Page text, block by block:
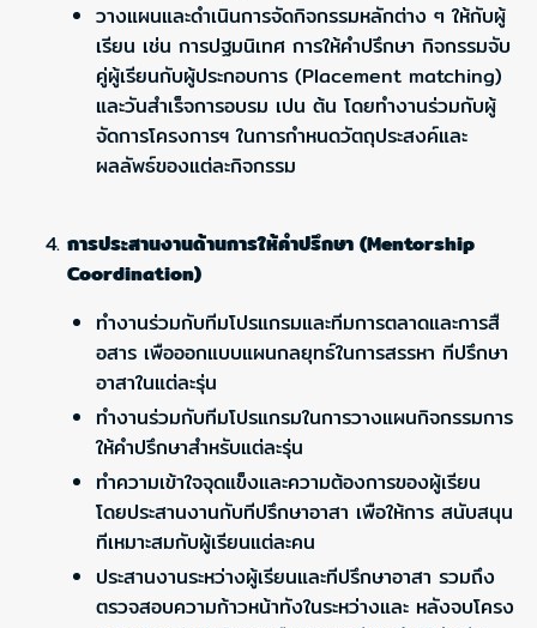
วางแผนและดำเนินการจัดกิจกรรมหลักต่าง ๆ ให้กับผู้
เรียน เช่น การปฐมนิเทศ การให้คำปรึกษา กิจกรรมจับ
คู่ผู้เรียนกับผู้ประกอบการ (Placement matching)
และวันสำเร็จการอบรม เปน ต้น โดยทำงานร่วมกับผู้
จัดการโครงการฯ ในการกำหนดวัตถุประสงค์และ
ผลลัพธ์ของแต่ละกิจกรรม
การประสานงานด้านการให้คำปรึกษา (Mentorship
Coordination)
ทำงานร่วมกับทีมโปรแกรมและทีมการตลาดและการสื
อสาร เพือออกแบบแผนกลยุทธ์ในการสรรหา ทีปรึกษา
อาสาในแต่ละรุ่น
ทำงานร่วมกับทีมโปรแกรมในการวางแผนกิจกรรมการ
ให้คำปรึกษาสำหรับแต่ละรุ่น
ทำความเข้าใจจุดแข็งและความต้องการของผู้เรียน
โดยประสานงานกับทีปรึกษาอาสา เพือให้การ สนับสนุน
ทีเหมาะสมกับผู้เรียนแต่ละคน
ประสานงานระหว่างผู้เรียนและทีปรึกษาอาสา รวมถึง
ตรวจสอบความก้าวหน้าทังในระหว่างและ หลังจบโครง